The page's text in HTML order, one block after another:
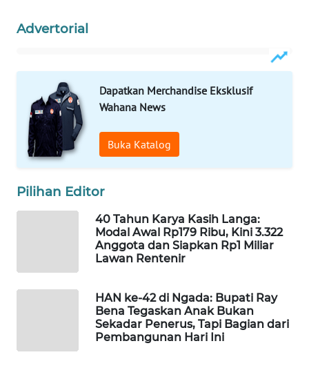
Advertorial
Dapatkan Merchandise Eksklusif
Wahana News
Buka Katalog
Pilihan Editor
40 Tahun Karya Kasih Langa:
Modal Awal Rp179 Ribu, Kini 3.322
Anggota dan Siapkan Rp1 Miliar
Lawan Rentenir
HAN ke-42 di Ngada: Bupati Ray
Bena Tegaskan Anak Bukan
Sekadar Penerus, Tapi Bagian dari
Pembangunan Hari Ini
WALINKI
ID
MAWAKA
ID
WATCH